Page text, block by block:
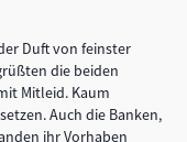
Duft von feinster
die beiden
Mitleid. Kaum
Auch die Banken,
ihr Vorhaben